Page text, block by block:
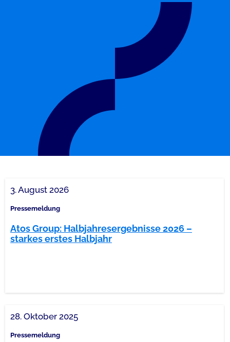
3. August 2026
Pressemeldung
Atos Group: Halbjahresergebnisse 2026 –
starkes erstes Halbjahr
28. Oktober 2025
Pressemeldung